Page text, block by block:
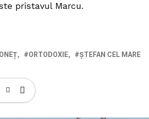
pristavul Marcu.
ORTODOXIE ȘTEFAN CEL MARE